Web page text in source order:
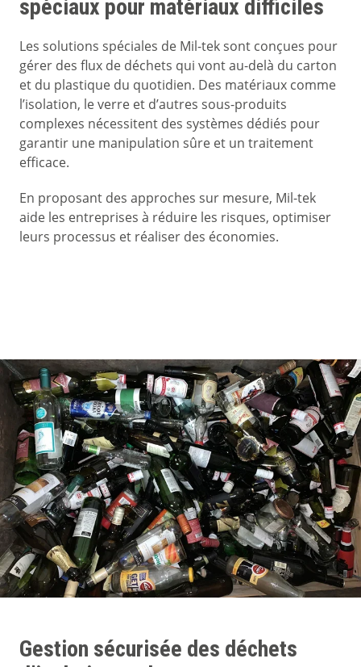
spéciaux pour matériaux difficiles
Les solutions spéciales de Mil-tek sont conçues pour
gérer des flux de déchets qui vont au-delà du carton
et du plastique du quotidien. Des matériaux comme
l’isolation, le verre et d’autres sous-produits
complexes nécessitent des systèmes dédiés pour
garantir une manipulation sûre et un traitement
efficace.
En proposant des approches sur mesure, Mil-tek
aide les entreprises à réduire les risques, optimiser
leurs processus et réaliser des économies.
Gestion sécurisée des déchets